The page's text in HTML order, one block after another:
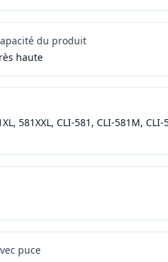
du produit
haute
581XXL, CLI-581, CLI-581M, CLI-
puce